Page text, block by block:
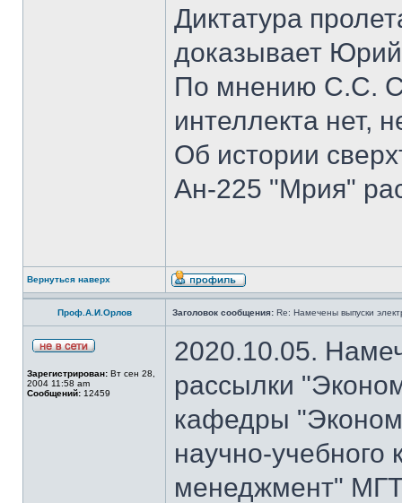
Диктатура
доказывает
По мнению С.С.
интеллекта нет,
Об истории
Ан-225 "Мрия"
Вернуться наверх
Проф.А.И.Орлов Заголовок сообщения: Re: Намечены выпуски
Зарегистрирован: Вт сен 28,
2004 11:58 am
Сообщений: 12459
2020.10.05.
рассылки
кафедры
научно-
менеджмент"